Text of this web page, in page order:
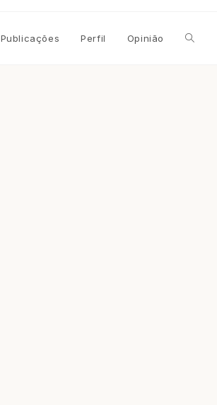
Publicações Perfil Opinião